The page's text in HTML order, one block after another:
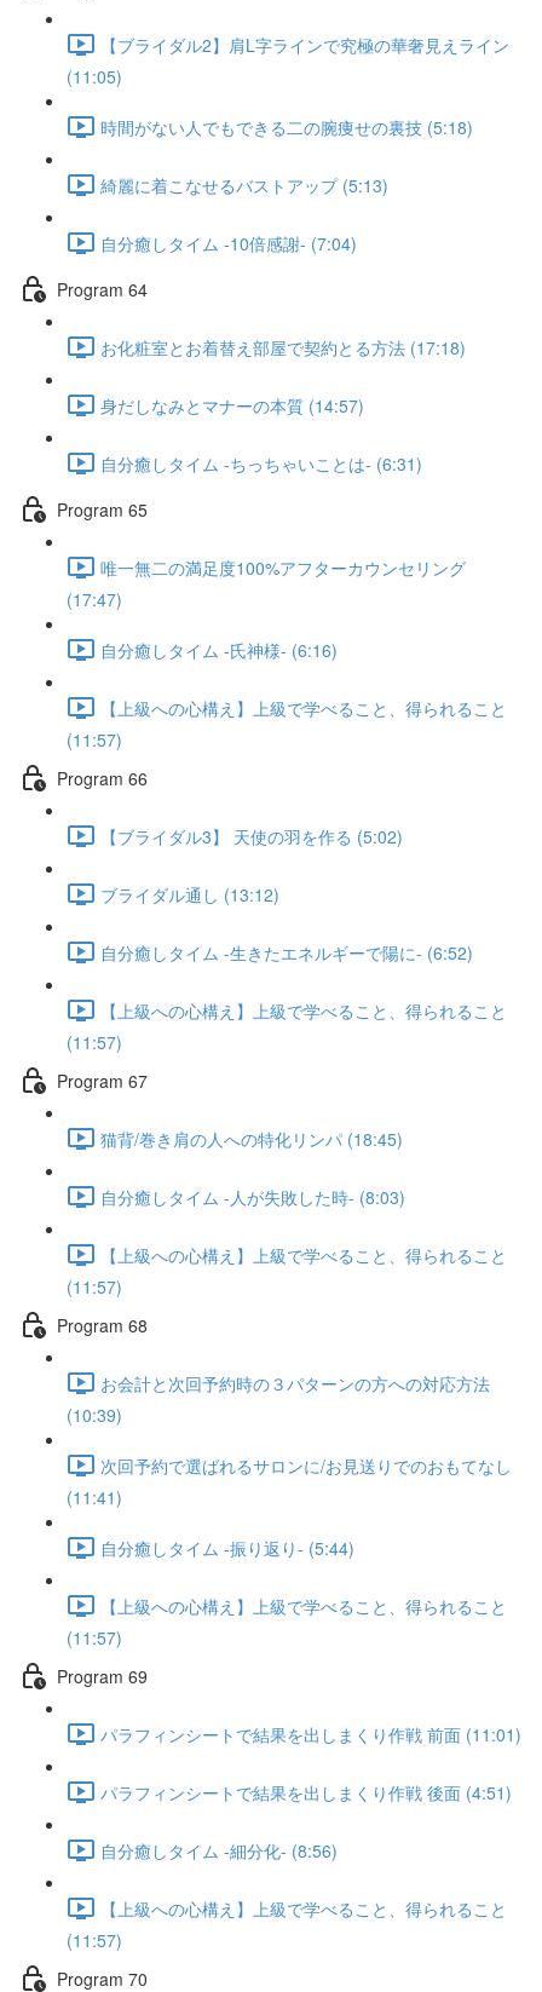
【ブライダル2】肩L字ラインで究極の華奢見えライン
(11:05)
時間がない人でもできる二の腕痩せの裏技 (5:18)
綺麗に着こなせるバストアップ (5:13)
自分癒しタイム -10倍感謝- (7:04)
Program 64
お化粧室とお着替え部屋で契約とる方法 (17:18)
身だしなみとマナーの本質 (14:57)
自分癒しタイム -ちっちゃいことは- (6:31)
Program 65
唯一無二の満足度100%アフターカウンセリング
(17:47)
自分癒しタイム -氏神様- (6:16)
【上級への心構え】上級で学べること、得られること
(11:57)
Program 66
【ブライダル3】 天使の羽を作る (5:02)
ブライダル通し (13:12)
自分癒しタイム -生きたエネルギーで陽に- (6:52)
【上級への心構え】上級で学べること、得られること
(11:57)
Program 67
猫背/巻き肩の人への特化リンパ (18:45)
自分癒しタイム -人が失敗した時- (8:03)
【上級への心構え】上級で学べること、得られること
(11:57)
Program 68
お会計と次回予約時の３パターンの方への対応方法
(10:39)
次回予約で選ばれるサロンに/お見送りでのおもてなし
(11:41)
自分癒しタイム -振り返り- (5:44)
【上級への心構え】上級で学べること、得られること
(11:57)
Program 69
パラフィンシートで結果を出しまくり作戦 前面 (11:01)
パラフィンシートで結果を出しまくり作戦 後面 (4:51)
自分癒しタイム -細分化- (8:56)
【上級への心構え】上級で学べること、得られること
(11:57)
Program 70